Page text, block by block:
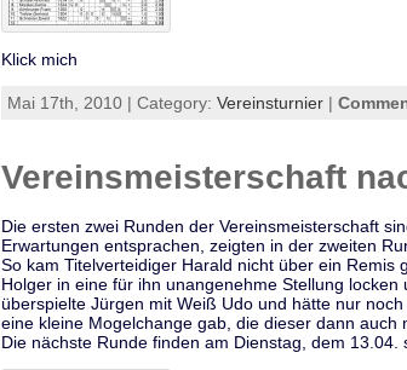
Klick mich
Mai 17th, 2010 | Category: Vereinsturnier |
Vereinsmeisterschaft
Die ersten zwei Runden der Vereinsmeisterschaft
Erwartungen entsprachen, zeigten in der zweiten
So kam Titelverteidiger Harald nicht über ein
Holger in eine für ihn unangenehme Stellung
überspielte Jürgen mit Weiß Udo und hätte nur
eine kleine Mogelchange gab, die dieser dann auch
Die nächste Runde finden am Dienstag, dem 13.04.